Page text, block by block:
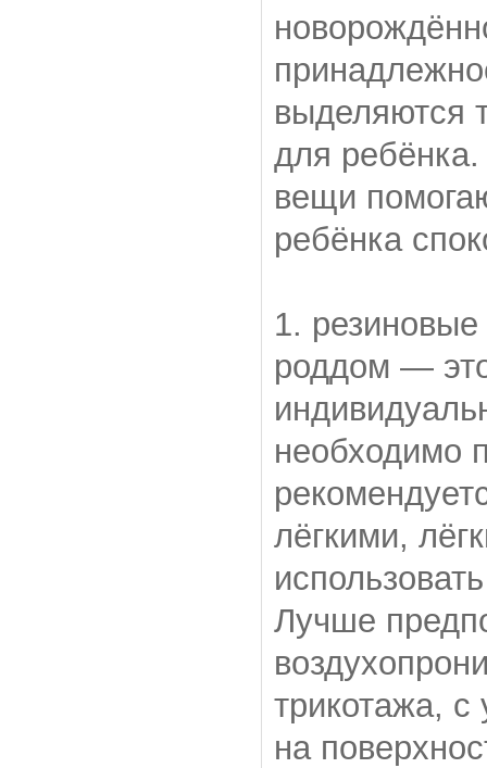
выделяются
для
вещи
ребёнка
1. резиновые
роддом —
необходимо
лёгкими,
Лучше
трикотажа,
на